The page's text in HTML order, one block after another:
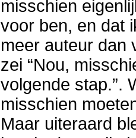
misschien
voor ben, en dat
meer auteur dan
zei “Nou,
volgende stap.”.
misschien
Maar uiteraard